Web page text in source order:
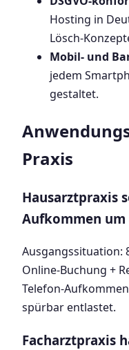
Hosting in
Lösch-
Mobil- und
jedem
gestaltet.
Praxis
Hausarztpraxis
Aufkommen um
Ausgangssituation:
Online-Buchung +
Telefon-
spürbar entlastet.
Facharztpraxis